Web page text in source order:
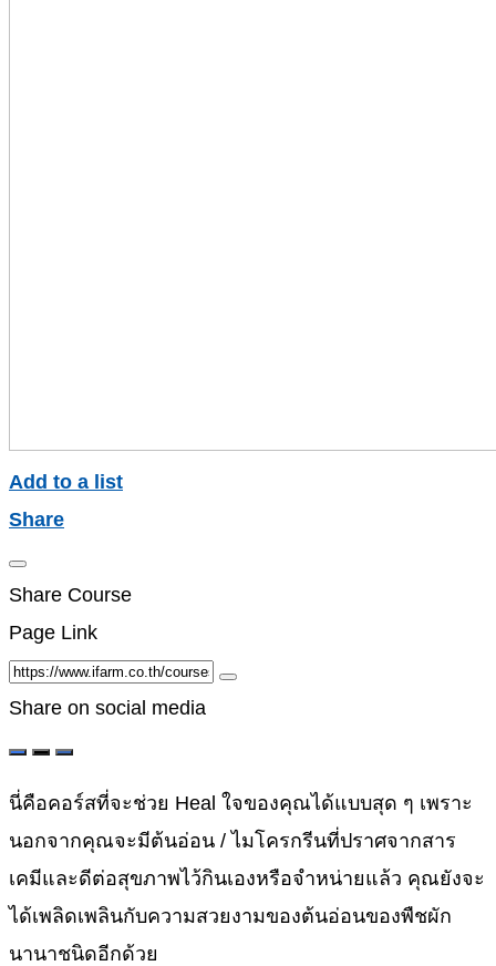
Add to a list
Share
Share Course
Page Link
Share on social media
นี่คือคอร์สที่จะช่วย Heal ใจของคุณได้แบบสุด ๆ เพราะ
นอกจากคุณจะมีต้นอ่อน / ไมโครกรีนที่ปราศจากสาร
เคมีและดีต่อสุขภาพไว้กินเองหรือจำหน่ายแล้ว คุณยังจะ
ได้เพลิดเพลินกับความสวยงามของต้นอ่อนของพืชผัก
นานาชนิดอีกด้วย